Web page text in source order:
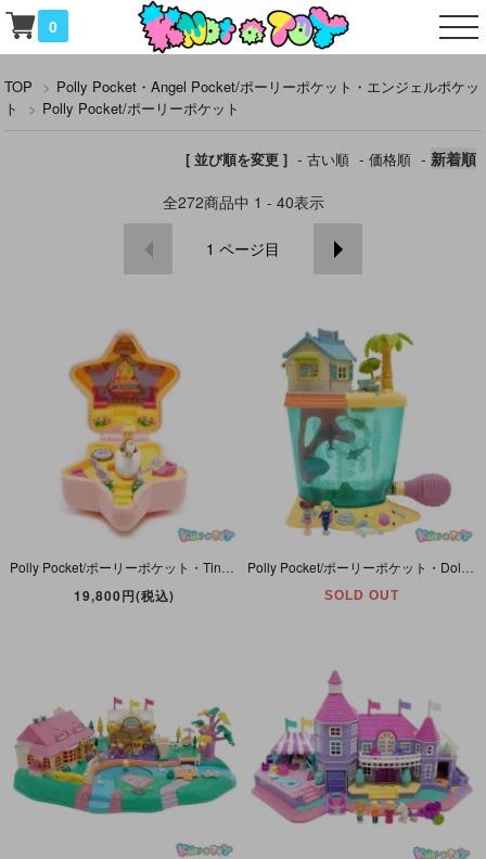
0
TOP > Polly Pocket・Angel Pocket/ポーリーポケット・エンジェルポケッ
ト
> Polly Pocket/ポーリーポケット
[ 並び順を変更 ] - 古い順 - 価格順 - 新着順
全272商品中 1 - 40表示
1 ページ目
19,800円(税込) SOLD OUT